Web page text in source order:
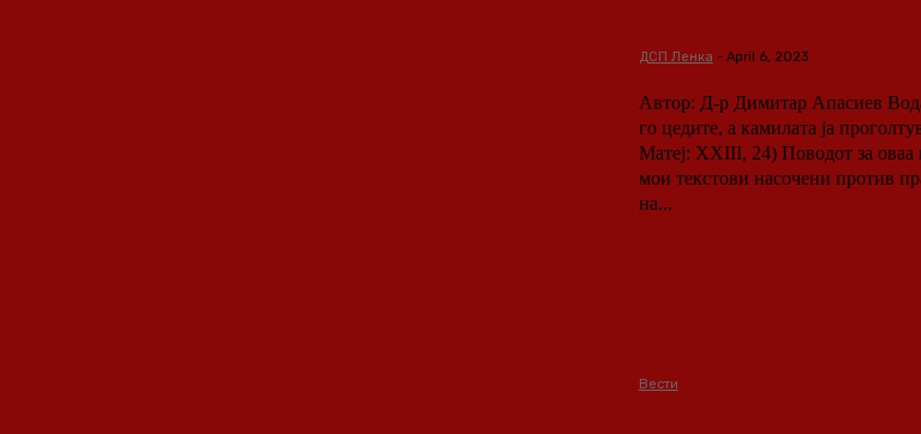
ДСП Ленка - April 6, 2023
Автор: Д-р Димитар Апасиев Водачи слепи и безумни!Па вие комарецот
го цедите, а камилата ја
Матеј: XXIII, 24) Поводот за оваа колумна, која е продолжение на низата
мои текстови насочени против
на...
Вести